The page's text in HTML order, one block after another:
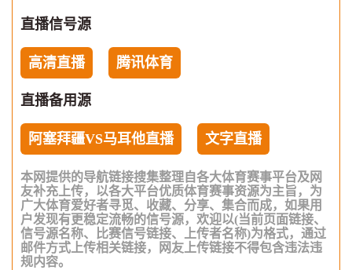
直播信号源
高清直播 腾讯体育
直播备用源
阿塞拜疆VS马耳他直播 文字直播
本网提供的导航链接搜集整理自各大体育赛事平台及网
友补充上传，以各大平台优质体育赛事资源为主旨，为
广大体育爱好者寻觅、收藏、分享、集合而成，如果用
户发现有更稳定流畅的信号源，欢迎以(当前页面链接、
信号源名称、比赛信号链接、上传者名称)为格式，通过
邮件方式上传相关链接，网友上传链接不得包含违法违
规内容。